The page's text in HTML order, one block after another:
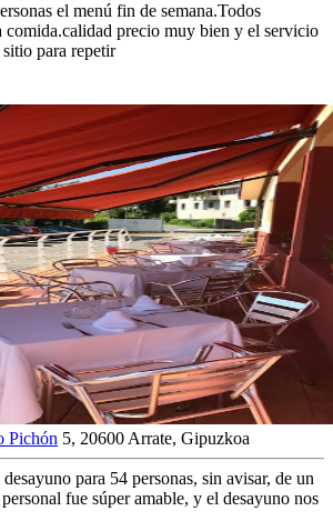
el menú fin de semana.Todos
comida.calidad precio muy bien y el servicio
para repetir
Pichón 5, 20600 Arrate, Gipuzkoa
para 54 personas, sin avisar, de un
fue súper amable, y el desayuno nos